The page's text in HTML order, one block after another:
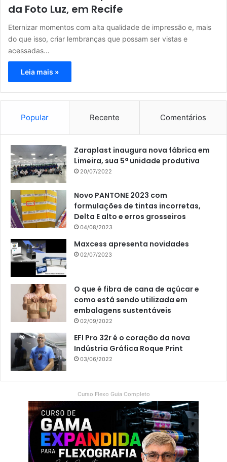
da Foto Luz, em Recife
Eternizar momentos com alta qualidade de impressão e, mais
do que isso, criar lembranças que possam ser vistas e
acessadas…
Leia mais »
Popular Recente Comentários
Zaraplast inaugura nova fábrica em
Limeira, sua 5ª unidade produtiva
20/07/2022
Novo PANTONE 2023 com
formulações de tintas incorretas,
Delta E alto e erros grosseiros
04/08/2023
Maxcess apresenta novidades
02/07/2023
O que é fibra de cana de açúcar e
como está sendo utilizada em
embalagens sustentáveis
02/09/2022
EFI Pro 32r é o coração da nova
Indústria Gráfica Roque Print
03/06/2022
Curso Flexo Guia Completo